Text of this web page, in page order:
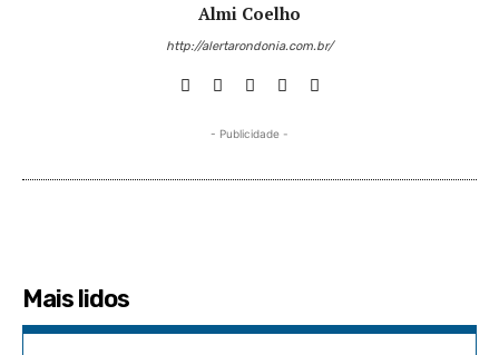
Almi Coelho
http://alertarondonia.com.br/
- Publicidade -
Mais lidos